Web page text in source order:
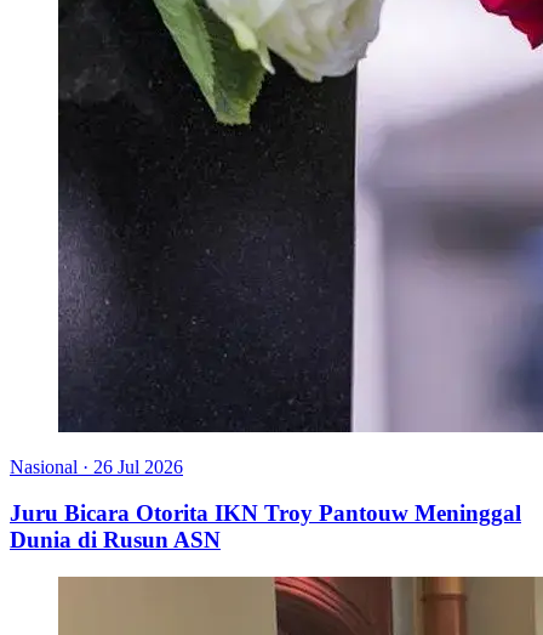
Nasional · 26 Jul 2026
Juru Bicara Otorita IKN Troy Pantouw Meninggal
Dunia di Rusun ASN